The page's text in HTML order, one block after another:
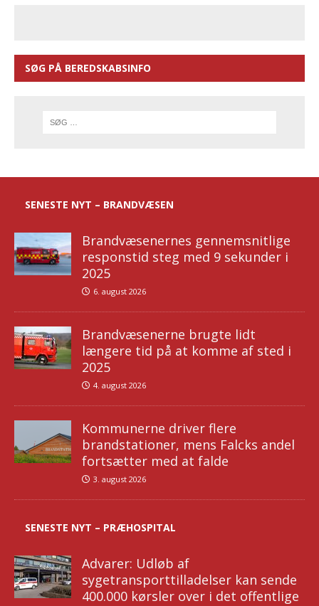
SØG PÅ BEREDSKABSINFO
SENESTE NYT – BRANDVÆSEN
Brandvæsenernes gennemsnitlige
responstid steg med 9 sekunder i
2025
6. august 2026
Brandvæsenerne brugte lidt
længere tid på at komme af sted i
2025
4. august 2026
Kommunerne driver flere
brandstationer, mens Falcks andel
fortsætter med at falde
3. august 2026
SENESTE NYT – PRÆHOSPITAL
Advarer: Udløb af
sygetransporttilladelser kan sende
400.000 kørsler over i det offentlige